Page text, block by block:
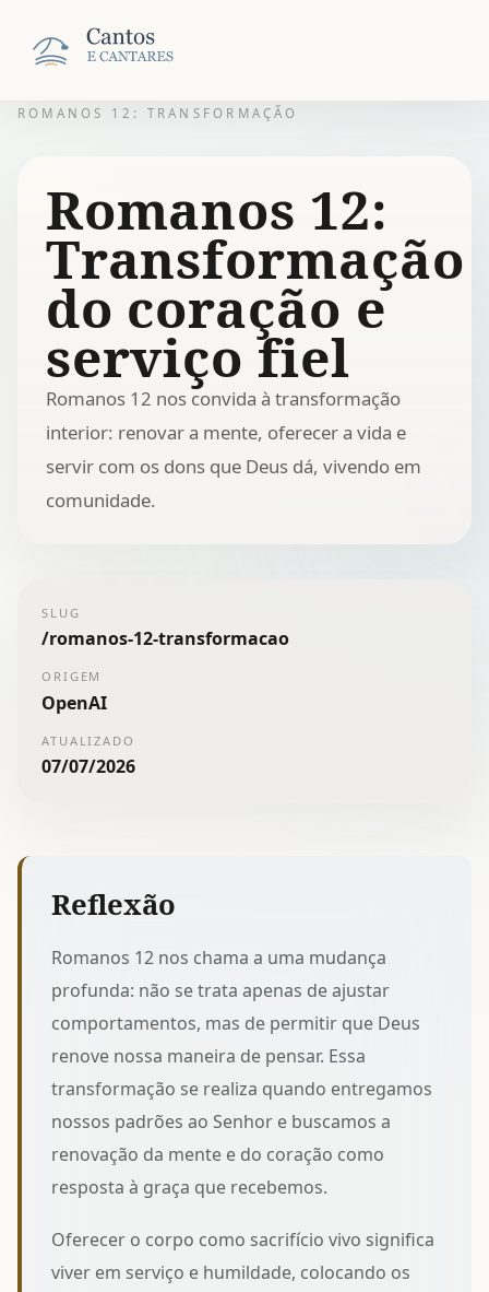
ROMANOS 12: TRANSFORMAÇÃO
Romanos 12:
Transformação
do coração e
serviço fiel
Romanos 12 nos convida à transformação
interior: renovar a mente, oferecer a vida e
servir com os dons que Deus dá, vivendo em
comunidade.
SLUG
/romanos-12-transformacao
ORIGEM
OpenAI
ATUALIZADO
07/07/2026
Reflexão
Romanos 12 nos chama a uma mudança
profunda: não se trata apenas de ajustar
comportamentos, mas de permitir que Deus
renove nossa maneira de pensar. Essa
transformação se realiza quando entregamos
nossos padrões ao Senhor e buscamos a
renovação da mente e do coração como
resposta à graça que recebemos.
Oferecer o corpo como sacrifício vivo significa
viver em serviço e humildade, colocando os